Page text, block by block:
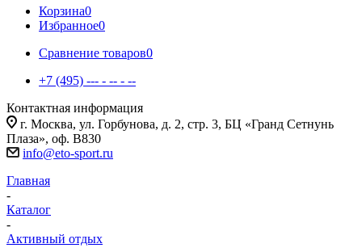
Корзина0
Избранное0
Сравнение товаров0
+7 (495) --- - -- - --
Контактная информация
г. Москва, ул. Горбунова, д. 2, стр. 3, БЦ «Гранд Сетнунь
Плаза», оф. В830
info@eto-sport.ru
Главная
-
Каталог
-
Активный отдых